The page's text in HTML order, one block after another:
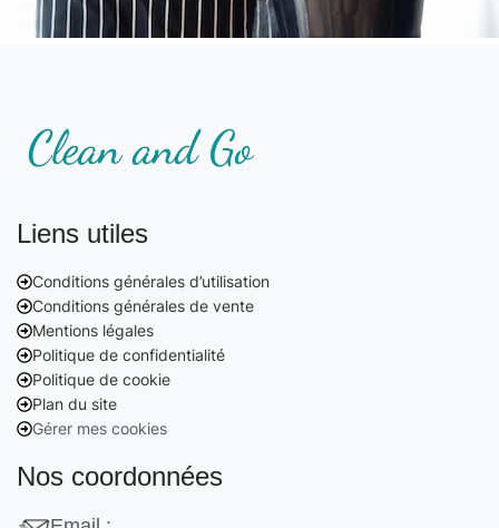
Liens utiles
Conditions générales d’utilisation
Conditions générales de vente
Mentions légales
Politique de confidentialité
Politique de cookie
Plan du site
Gérer mes cookies
Nos coordonnées